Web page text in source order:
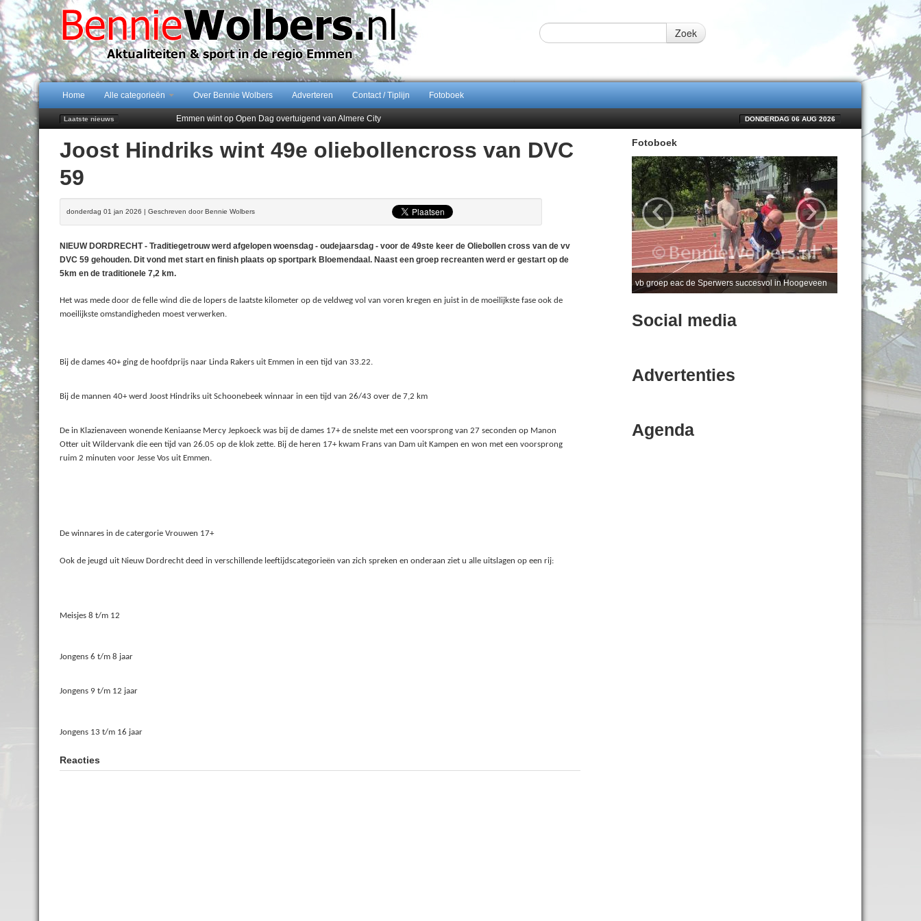
Zoek
Home Alle categorieën Over Bennie Wolbers Adverteren Contact / Tiplijn Fotoboek
Laatste nieuws
Emmen wint op Open Dag overtuigend van Almere City
Jubileumfeest 35 jaar De Amer
Hunzeloopwandeltocht keert op 19 september 2026 terug naar Zuidlaren
DONDERDAG 06 AUG 2026
Joost Hindriks wint 49e oliebollencross van DVC
59
donderdag 01 jan 2026 | Geschreven door Bennie Wolbers
NIEUW DORDRECHT - Traditiegetrouw werd afgelopen woensdag - oudejaarsdag - voor de 49ste keer de Oliebollen cross van de vv
DVC 59 gehouden. Dit vond met start en finish plaats op sportpark Bloemendaal. Naast een groep recreanten werd er gestart op de
5km en de traditionele 7,2 km.
Het was mede door de felle wind die de lopers de laatste kilometer op de veldweg vol van voren kregen en juist in de moeilijkste fase ook de
moeilijkste omstandigheden moest verwerken.
Bij de dames 40+ ging de hoofdprijs naar Linda Rakers uit Emmen in een tijd van 33.22.
Bij de mannen 40+ werd Joost Hindriks uit Schoonebeek winnaar in een tijd van 26/43 over de 7,2 km
De in Klazienaveen wonende Keniaanse Mercy Jepkoeck was bij de dames 17+ de snelste met een voorsprong van 27 seconden op Manon
Otter uit Wildervank die een tijd van 26.05 op de klok zette. Bij de heren 17+ kwam Frans van Dam uit Kampen en won met een voorsprong
ruim 2 minuten voor Jesse Vos uit Emmen.
De winnares in de catergorie Vrouwen 17+
Ook de jeugd uit Nieuw Dordrecht deed in verschillende leeftijdscategorieën van zich spreken en onderaan ziet u alle uitslagen op een rij:
Meisjes 8 t/m 12
Jongens 6 t/m 8 jaar
Jongens 9 t/m 12 jaar
Jongens 13 t/m 16 jaar
Reacties
Fotoboek
vb groep eac de Sperwers succesvol in Hoogeveen
‹ ›
Social media
Advertenties
Agenda